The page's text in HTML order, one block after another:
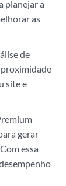
planejar a
as
de
site e
gerar
essa